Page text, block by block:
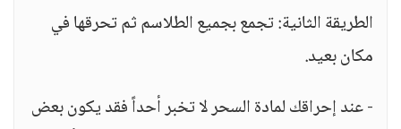
الطريقة الثانية: تجمع بجميع الطلاسم ثم تحرقها في
مكان بعيد.
- عند إحراقك لمادة السحر لا تخبر أحداً فقد يكون بعض